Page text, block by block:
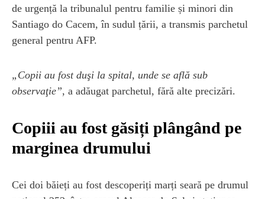
de urgență la tribunalul pentru familie și minori din
Santiago do Cacem, în sudul țării, a transmis parchetul
general pentru AFP.
„Copii au fost duşi la spital, unde se află sub
observaţie”, a adăugat parchetul, fără alte precizări.
Copiii au fost găsiți plângând pe
marginea drumului
Cei doi băieți au fost descoperiți marți seară pe drumul